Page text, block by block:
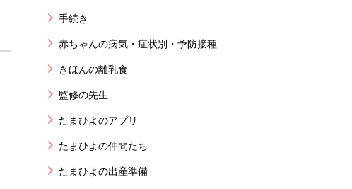
手続き
赤ちゃんの病気・症状別・予防接種
きほんの離乳食
監修の先生
たまひよのアプリ
たまひよの仲間たち
たまひよの出産準備